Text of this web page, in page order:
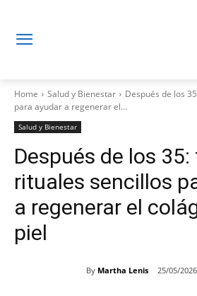
Home Salud y Bienestar
Después de los
para ayudar a regenerar el...
Salud y Bienestar
Después de los 35:
rituales sencillos
a regenerar el
piel
By Martha Lenis 25/05/2026